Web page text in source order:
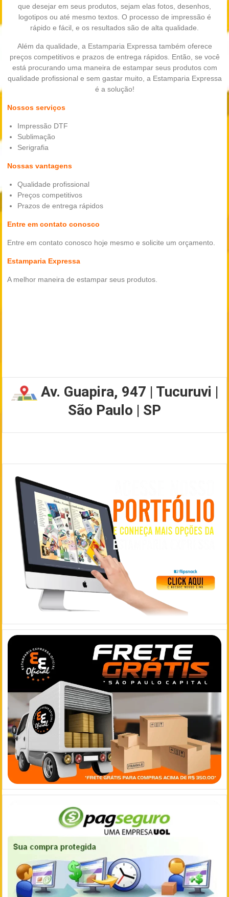
que desejar em seus produtos, sejam elas fotos, desenhos,
logotipos ou até mesmo textos. O processo de impressão é
rápido e fácil, e os resultados são de alta qualidade.
Além da qualidade, a Estamparia Expressa também oferece
preços competitivos e prazos de entrega rápidos. Então, se você
está procurando uma maneira de estampar seus produtos com
qualidade profissional e sem gastar muito, a Estamparia Expressa
é a solução!
Nossos serviços
Impressão DTF
Sublimação
Serigrafia
Nossas vantagens
Qualidade profissional
Preços competitivos
Prazos de entrega rápidos
Entre em contato conosco
Entre em contato conosco hoje mesmo e solicite um orçamento.
Estamparia Expressa
A melhor maneira de estampar seus produtos.
Av. Guapira, 947 | Tucuruvi |
São Paulo | SP